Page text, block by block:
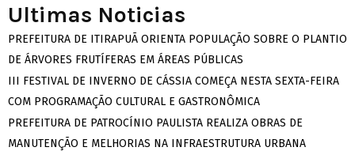
Ultimas Noticias
PREFEITURA DE ITIRAPUÃ ORIENTA POPULAÇÃO SOBRE O PLANTIO
DE ÁRVORES FRUTÍFERAS EM ÁREAS PÚBLICAS
III FESTIVAL DE INVERNO DE CÁSSIA COMEÇA NESTA SEXTA-FEIRA
COM PROGRAMAÇÃO CULTURAL E GASTRONÔMICA
PREFEITURA DE PATROCÍNIO PAULISTA REALIZA OBRAS DE
MANUTENÇÃO E MELHORIAS NA INFRAESTRUTURA URBANA